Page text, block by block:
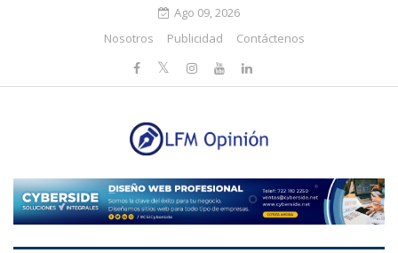
Ago 09, 2026
Nosotros
Publicidad Contáctenos